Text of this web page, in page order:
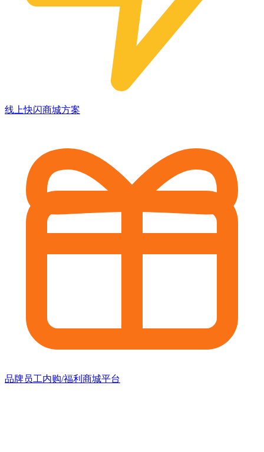
线上快闪商城方案
品牌员工内购/福利商城平台